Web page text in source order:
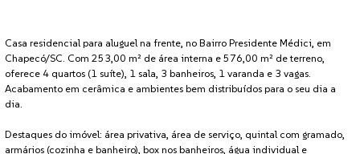
Casa residencial para aluguel na frente, no Bairro Presidente Médici, em
Chapecó/SC. Com 253,00 m² de área interna e 576,00 m² de terreno,
oferece 4 quartos (1 suíte), 1 sala, 3 banheiros, 1 varanda e 3 vagas.
Acabamento em cerâmica e ambientes bem distribuídos para o seu dia a
dia.
Destaques do imóvel: área privativa, área de serviço, quintal com gramado,
armários (cozinha e banheiro), box nos banheiros, água individual e